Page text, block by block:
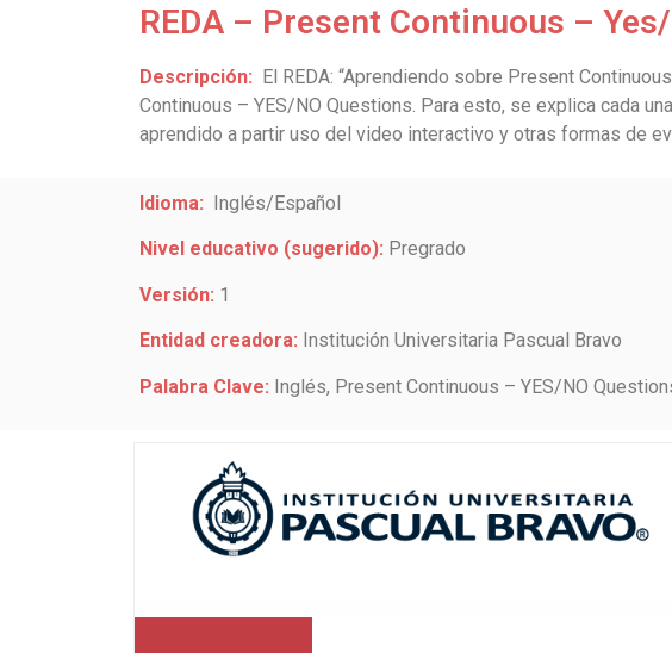
REDA – Present Continuous –
Descripción: El REDA: “Aprendiendo sobre Present
Continuous – YES/NO Questions. Para esto, se explica cada
aprendido a partir uso del video interactivo y otras formas de
Idioma: Inglés/Español
Nivel educativo (sugerido): Pregrado
Versión: 1
Entidad creadora: Institución Universitaria Pascual Bravo
Palabra Clave: Inglés, Present Continuous – YES/NO